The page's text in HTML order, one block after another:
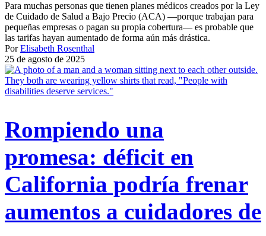
Para muchas personas que tienen planes médicos creados por la Ley
de Cuidado de Salud a Bajo Precio (ACA) —porque trabajan para
pequeñas empresas o pagan su propia cobertura— es probable que
las tarifas hayan aumentado de forma aún más drástica.
PorElisabeth Rosenthal
25 de agosto de 2025
Rompiendo una
promesa: déficit en
California podría frenar
aumentos a cuidadores de